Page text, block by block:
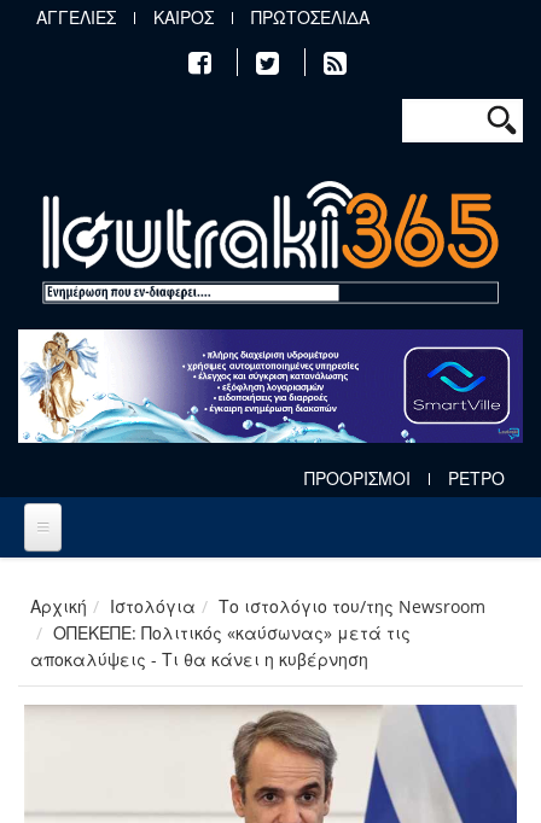
Παράκαμψη προς το κυρίως περιεχόμενο
ΑΓΓΕΛΙΕΣ ΚΑΙΡΟΣ ΠΡΩΤΟΣΕΛΙΔΑ
Φόρμα
Αναζήτηση
ΠΡΟΟΡΙΣΜΟΙ ΡΕΤΡΟ
Αρχική Ιστολόγια
Το ιστολόγιο του/της Newsroom
ΟΠΕΚΕΠΕ: Πολιτικός «καύσωνας» μετά τις
αποκαλύψεις - Τι θα κάνει η κυβέρνηση